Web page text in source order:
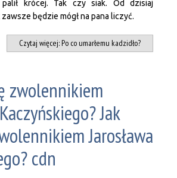
krócej. Tak czy siak. Od dzisiaj
będzie mógł na pana liczyć.
Czytaj więcej: Po co umarłemu kadzidło?
zwolennikiem
Jak
Jarosława
cdn